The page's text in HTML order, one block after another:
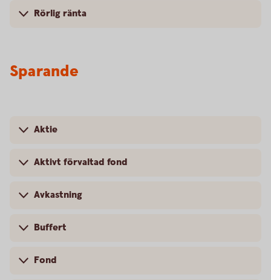
Rörlig ränta
Sparande
Aktie
Aktivt förvaltad fond
Avkastning
Buffert
Fond